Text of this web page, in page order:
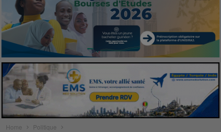
Home Politique